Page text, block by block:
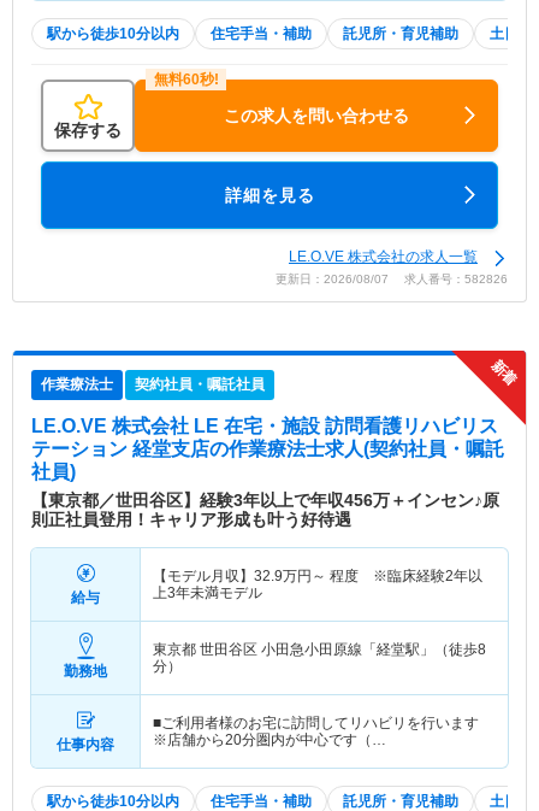
駅から徒歩10分以内 住宅手当・補助 託児所・育児補助 土日祝
保存する
この求人を問い合わせる
詳細を見る
LE.O.VE 株式会社の求人一覧
更新日：2026/08/07 求人番号：582826
作業療法士 契約社員・嘱託社員
LE.O.VE 株式会社 LE 在宅・施設 訪問看護リハビリス
テーション 経堂支店の作業療法士求人(契約社員・嘱託
社員)
【東京都／世田谷区】経験3年以上で年収456万＋インセン♪原
則正社員登用！キャリア形成も叶う好待遇
給与
【モデル月収】 32.9万円～ 程度 ※臨床経験2年以
上3年未満モデル
勤務地
東京都 世田谷区 小田急小田原線「経堂駅」（徒歩8
分）
仕事内容
■ご利用者様のお宅に訪問してリハビリを行います
※店舗から20分圏内が中心です（…
駅から徒歩10分以内 住宅手当・補助 託児所・育児補助 土日祝